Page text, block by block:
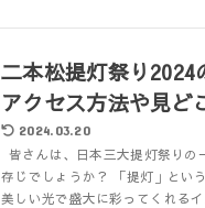
二本松提灯祭り2024
アクセス方法や見ど
2024.03.20
皆さんは、日本三大提灯祭りの
存じでしょうか？ 「提灯」とい
美しい光で盛大に彩ってくれる